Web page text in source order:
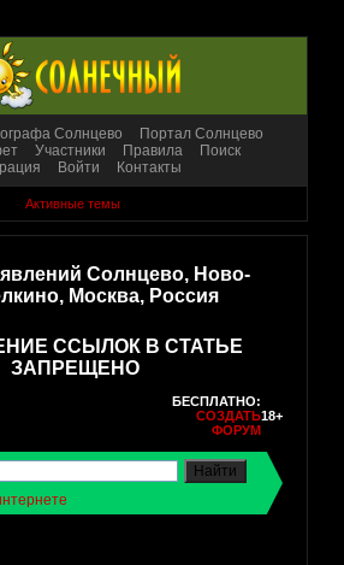
Солнцево
Портал Солнцево
Участники Правила
Поиск
Войти Контакты
Активные темы
Солнцево, Ново-
Москва, Россия
ССЫЛОК В СТАТЬЕ
ЗАПРЕЩЕНО
БЕСПЛАТНО:
СОЗДАТЬ
ФОРУМ
18+